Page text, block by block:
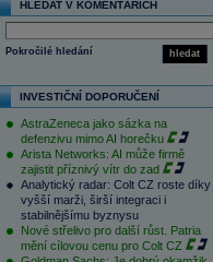
HLEDAT V KOMENTÁŘÍCH
hledat
Pokročilé hledání
INVESTIČNÍ DOPORUČENÍ
AstraZeneca jako sázka na
defenzivu mimo AI horečku
Arista Networks: AI může firmě
zajistit příznivý vítr do zad
Analytický radar: Colt CZ roste díky
vyšší marži, širší integraci i
stabilnějšímu byznysu
Nové střelivo pro další růst. Patria
mění cílovou cenu pro Colt CZ